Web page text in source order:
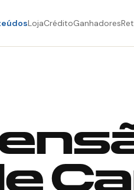
LojaCréditoGanhadores